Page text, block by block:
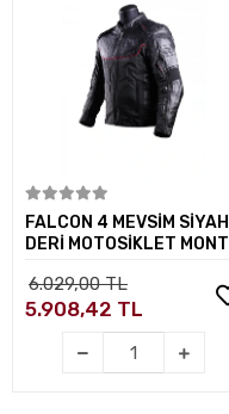
Sepete Ekle
FALCON 4 MEVSİM SİYAH
DERİ MOTOSİKLET MONT
6.029,00 TL
5.908,42 TL